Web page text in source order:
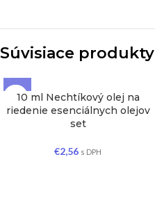
Súvisiace produkty
10 ml Nechtíkový olej na
riedenie esenciálnych olejov
set
€2,56 s DPH